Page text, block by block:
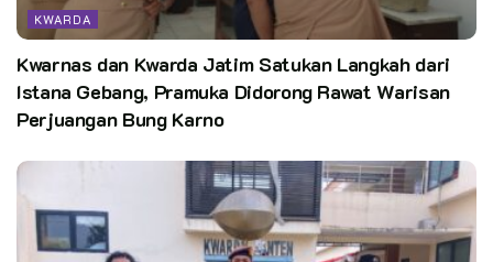
KWARDA
Kwarnas dan Kwarda Jatim Satukan Langkah dari
Istana Gebang, Pramuka Didorong Rawat Warisan
Perjuangan Bung Karno